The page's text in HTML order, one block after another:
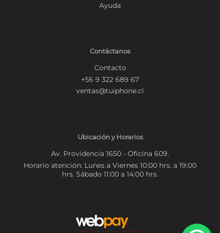
Ayuda
Contáctanos
Contacto
+56 9 322 689 67
ventas@tuiphone.cl
Ubicación y Horarios
Av. Providencia 1650 - Oficina 609.
Horario atención: Lunes a Viernes 10:00 hrs. a 19:00
hrs. Sábado 11:00 a 14:00 hrs.